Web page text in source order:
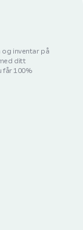
inventar på
ditt
får 100%